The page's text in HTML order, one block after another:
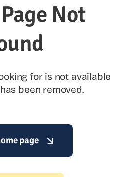
Not
for is not available
been removed.
page